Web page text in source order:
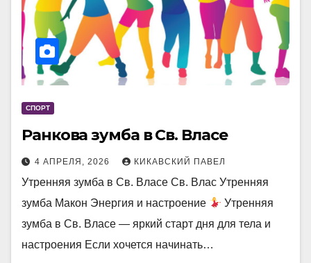
СПОРТ
Ранкова зумба в Св. Власе
4 АПРЕЛЯ, 2026 КИКАВСКИЙ ПАВЕЛ
Утренняя зумба в Св. Власе Св. Влас Утренняя
зумба Макон Энергия и настроение
Утренняя
зумба в Св. Власе — яркий старт дня для тела и
настроения Если хочется начинать…